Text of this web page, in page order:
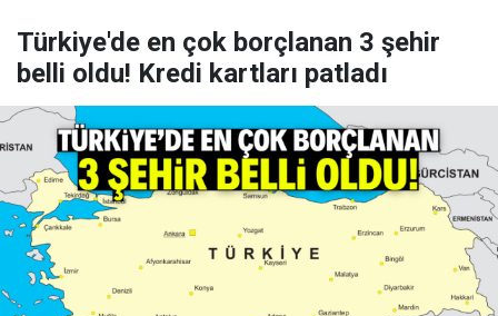
Türkiye'de en çok borçlanan 3 şehir
belli oldu! Kredi kartları patladı